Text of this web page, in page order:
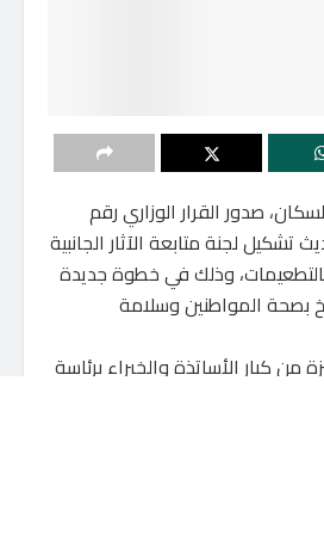
صدور القرار الوزاري رقم
2026 بتحديث تشكيل لجنة متابعة الآثار الجانبية
وذلك في خطوة جديدة
بصحة المواطنين وسلامة
من كبار الأساتذة والخبراء برئاسة